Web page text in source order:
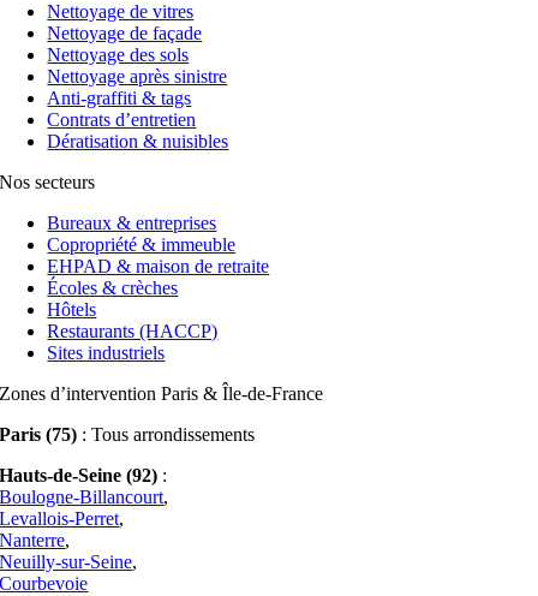
Nettoyage de vitres
Nettoyage de façade
Nettoyage des sols
Nettoyage après sinistre
Anti-graffiti & tags
Contrats d’entretien
Dératisation & nuisibles
Nos secteurs
Bureaux & entreprises
Copropriété & immeuble
EHPAD & maison de retraite
Écoles & crèches
Hôtels
Restaurants (HACCP)
Sites industriels
Zones d’intervention Paris & Île-de-France
Paris (75) : Tous arrondissements
Hauts-de-Seine (92) :
Boulogne-Billancourt,
Levallois-Perret,
Nanterre,
Neuilly-sur-Seine,
Courbevoie